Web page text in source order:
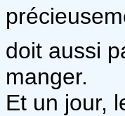
doit aussi
manger.
Et un jour,